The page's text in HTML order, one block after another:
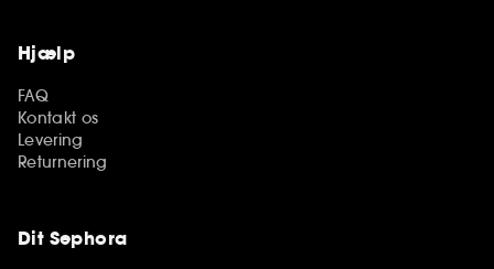
Hjælp
FAQ
Kontakt os
Levering
Returnering
Dit Sephora